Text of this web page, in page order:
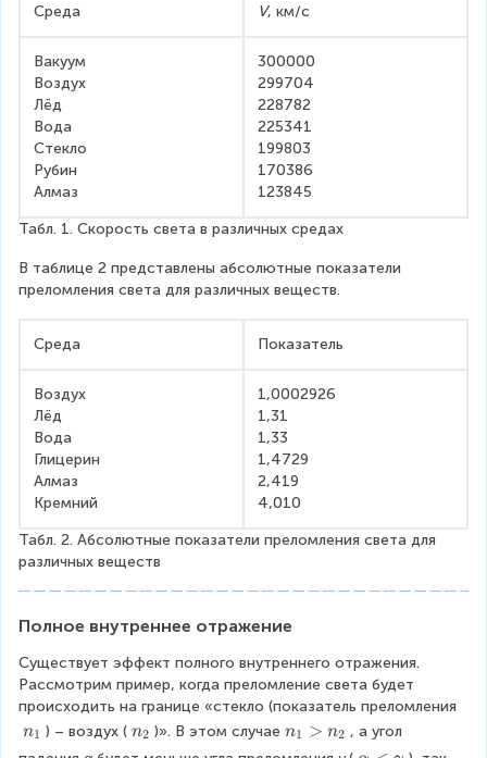
Среда V, км/с
Вакуум
Воздух
Лёд
Вода
Стекло
Рубин
Алмаз
300000
299704
228782
225341
199803
170386
123845
Табл. 1. Скорость света в различных средах
В таблице 2 представлены абсолютные показатели
преломления света для различных веществ.
Среда Показатель
Воздух
Лёд
Вода
Глицерин
Алмаз
Кремний
1,0002926
1,31
1,33
1,4729
2,419
4,010
Табл. 2. Абсолютные показатели преломления света для
различных веществ
Полное внутреннее отражение
Существует эффект полного внутреннего отражения.
Рассмотрим пример, когда преломление света будет
происходить на границе «стекло (показатель преломления
n
_
n1 ) – воздух ( n
_
n2 )». В этом случае n
_
n1 > n2 , а угол